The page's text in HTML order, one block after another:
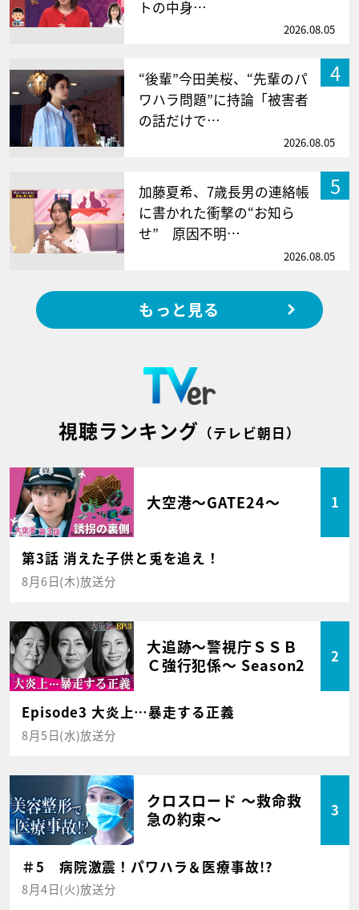
トの中身…
2026.08.05
4
“後輩”今田美桜、“先輩のパ
ワハラ問題”に持論「被害者
の話だけで…
2026.08.05
5
加藤夏希、7歳長男の連絡帳
に書かれた衝撃の“お知ら
せ” 原因不明…
2026.08.05
もっと見る
視聴ランキング （テレビ朝日）
大空港～GATE24～ 1
第3話 消えた子供と兎を追え！
8月6日(木)放送分
大追跡～警視庁ＳＳＢ
Ｃ強行犯係～ Season2
2
Episode3 大炎上…暴走する正義
8月5日(水)放送分
クロスロード ～救命救
急の約束～
3
＃5 病院激震！パワハラ＆医療事故!?
8月4日(火)放送分